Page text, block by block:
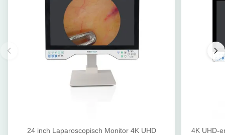
24 inch Laparoscopisch Monitor 4K UHD
4K UHD-